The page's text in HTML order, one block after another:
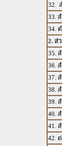
32.
33.
34.
2. ส่
35.
36.
37.
38.
39.
40.
41.
42.